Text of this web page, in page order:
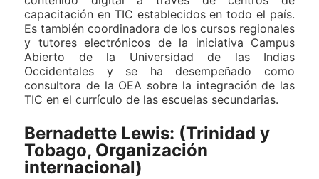
capacitación en TIC establecidos en todo el país.
Es también coordinadora de los cursos regionales
y tutores electrónicos de la iniciativa Campus
Abierto de la Universidad de las Indias
Occidentales y se ha desempeñado como
consultora de la OEA sobre la integración de las
TIC en el currículo de las escuelas secundarias.
Bernadette Lewis: (Trinidad y
Tobago, Organización
internacional)